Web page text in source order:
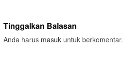
Tinggalkan Balasan
Anda harus masuk untuk berkomentar.